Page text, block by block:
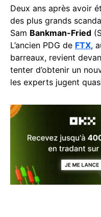
Deux ans après avoir
des plus grands
Sam Bankman-Fried
L’ancien PDG de FTX,
barreaux, revient
tenter d’obtenir un
les experts jugent